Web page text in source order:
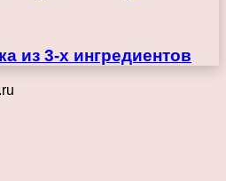
из 3-х ингредиентов